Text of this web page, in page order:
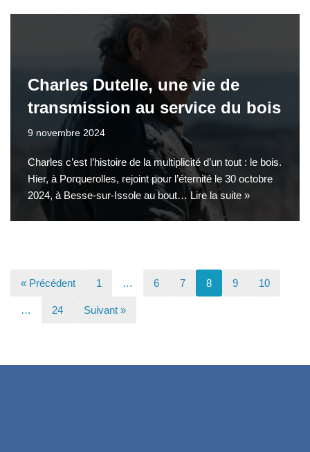
Charles Dutelle, une vie de
transmission au service du bois
9 novembre 2024
Charles c’est l’histoire de la multiplicité d’un tout : le bois.
Hier, à Porquerolles, rejoint pour l’éternité le 30 octobre
2024, à Besse-sur-Issole au bout… Lire la suite »
« Précédent 1 … 6 7 8 9 10
… 24 Suivant »